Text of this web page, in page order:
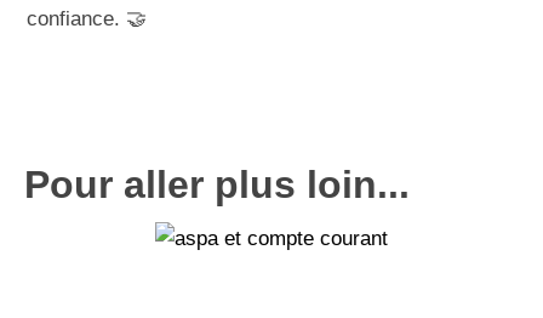
confiance. 🤝
Pour aller plus loin...